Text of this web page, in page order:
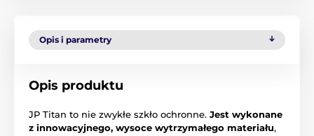
Opis i parametry
Opis produktu
JP Titan to nie zwykłe szkło ochronne. Jest wykonane
z innowacyjnego, wysoce wytrzymałego materiału,